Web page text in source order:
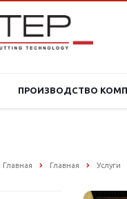
ПРОИЗВОДСТВО
Главная Главная Услуги